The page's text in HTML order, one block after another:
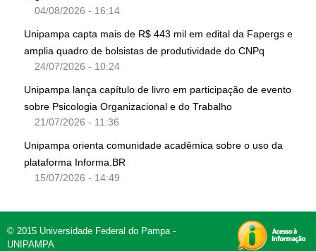
04/08/2026 - 16:14
Unipampa capta mais de R$ 443 mil em edital da Fapergs e
amplia quadro de bolsistas de produtividade do CNPq
24/07/2026 - 10:24
Unipampa lança capítulo de livro em participação de evento
sobre Psicologia Organizacional e do Trabalho
21/07/2026 - 11:36
Unipampa orienta comunidade acadêmica sobre o uso da
plataforma Informa.BR
15/07/2026 - 14:49
© 2015 Universidade Federal do Pampa -
UNIPAMPA